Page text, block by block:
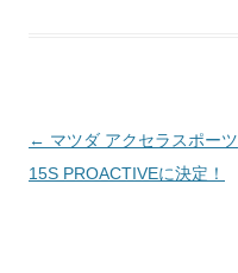
投
稿
← マツダ アクセラスポーツ
15S PROACTIVEに決定！